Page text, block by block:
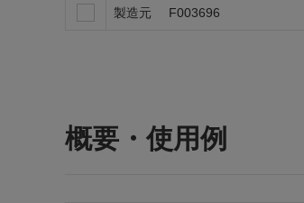
製造元 F003696
概要・使用例